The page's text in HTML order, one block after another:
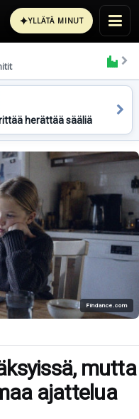
✦YLLÄTÄ MINUT
herättää sääliä
Findance.com
mutta
ajattelua